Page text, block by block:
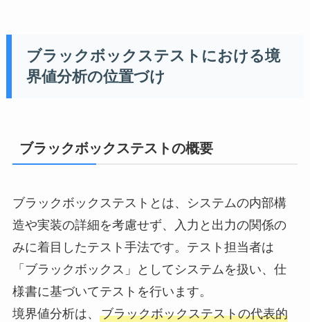
ブラックボックステストにおける境
界値分析の位置づけ
ブラックボックステストの概要
ブラックボックステストとは、システムの内部構
造や実装の詳細を考慮せず、入力と出力の関係の
みに着目したテスト手法です。テスト担当者は
「ブラックボックス」としてシステムを扱い、仕
様書に基づいてテストを行います。
境界値分析は、 ブラックボックステストの代表的